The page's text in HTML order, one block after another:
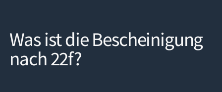
Was ist die Bescheinigung
nach 22f?